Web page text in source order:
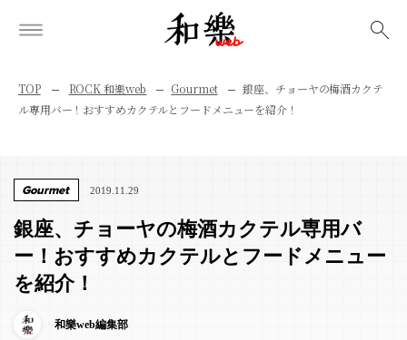
TOP ROCK 和樂web Gourmet
銀座、チョーヤの梅酒カクテ
ル専用バー！おすすめカクテルとフードメニューを紹介！
Gourmet 2019.11.29
銀座、チョーヤの梅酒カクテル専用バ
ー！おすすめカクテルとフードメニュー
を紹介！
和樂web編集部